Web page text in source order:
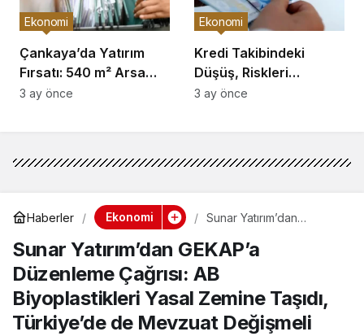
Çankaya’da Yatırım
Fırsatı: 540 m² Arsa
Satışı
Ekonomi
3 ay önce
Kredi Takibindeki
Düşüş, Riskleri
Artırıyor!
Ekonomi
3 ay önce
Haberler Ekonomi
Sunar Yatırım’dan
Çağrısı: AB Biyoplastikleri
Yasal Zemine Taşıdı,
Türkiye’de de Mevzuat
Sunar Yatırım’dan GEKAP’a
Düzenleme Çağrısı: AB
Biyoplastikleri Yasal Zemine Taşıdı,
Türkiye’de de Mevzuat Değişmeli